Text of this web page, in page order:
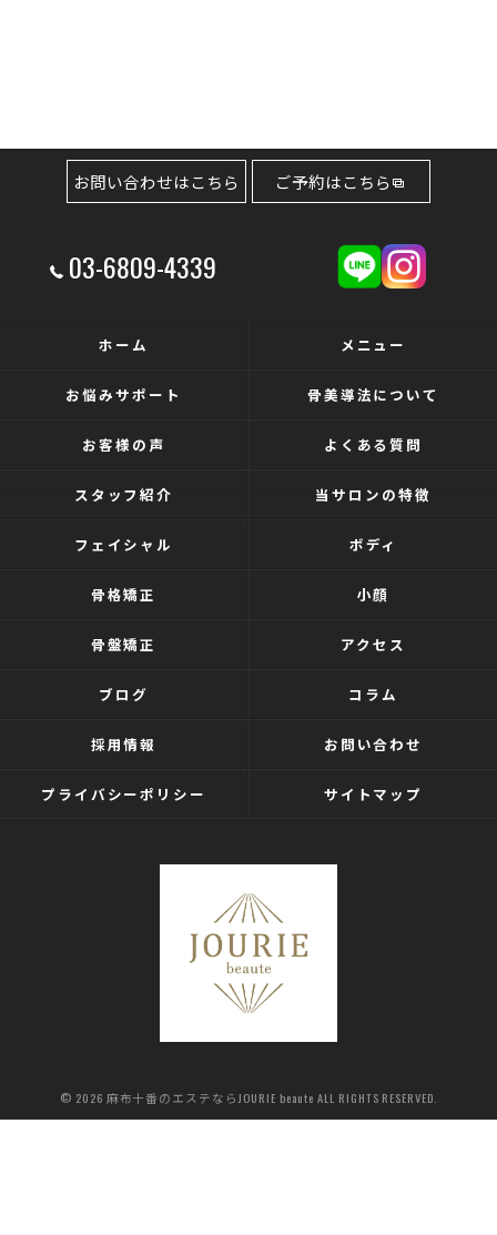
03-6809-4339
お問い合わせはこちら ご予約はこちら
ホーム メニュー
お悩みサポート 骨美導法について
お客様の声 よくある質問
スタッフ紹介 当サロンの特徴
フェイシャル ボディ
骨格矯正 小顔
骨盤矯正 アクセス
ブログ コラム
採用情報 お問い合わせ
プライバシーポリシー サイトマップ
© 2026 麻布十番のエステならJOURIE beaute ALL RIGHTS RESERVED.